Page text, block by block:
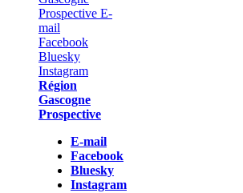
Région
Gascogne
Prospective
E-mail
Facebook
Bluesky
Instagram